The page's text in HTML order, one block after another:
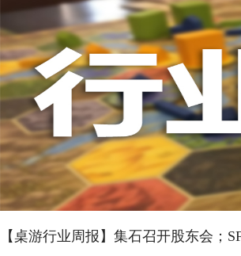
【桌游行业周报】集石召开股东会；